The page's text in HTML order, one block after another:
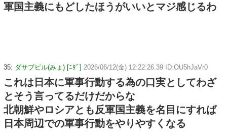
軍国主義にもどしたほうがいいとマジ感じるわ
35: ダサブビル(みょ) [ﾆﾀﾞ] 2026/06/12(金) 12:22:26.39 ID:OU5hJaVr0
これは日本に軍事行動する為の口実としてわざ
とそう言ってるだけだからな
北朝鮮やロシアとも反軍国主義を名目にすれば
日本周辺での軍事行動をやりやすくなる